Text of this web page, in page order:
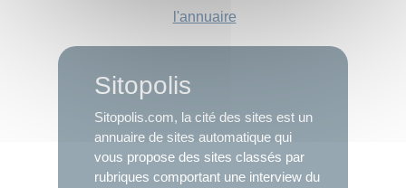
l'annuaire
Sitopolis
Sitopolis.com, la cité des sites est un
annuaire de sites automatique qui
vous propose des sites classés par
rubriques comportant une interview du